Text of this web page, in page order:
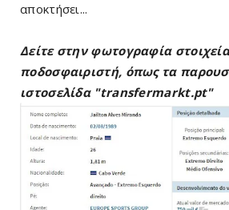
αποκτήσει...
Δείτε στην φωτογραφία
ποδοσφαιριστή, όπως τα
ιστοσελίδα "transfermarkt.pt"